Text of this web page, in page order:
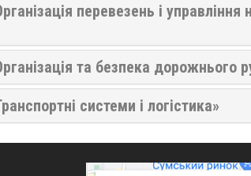
перевезень і управління
та безпека дорожнього
системи і логістика»